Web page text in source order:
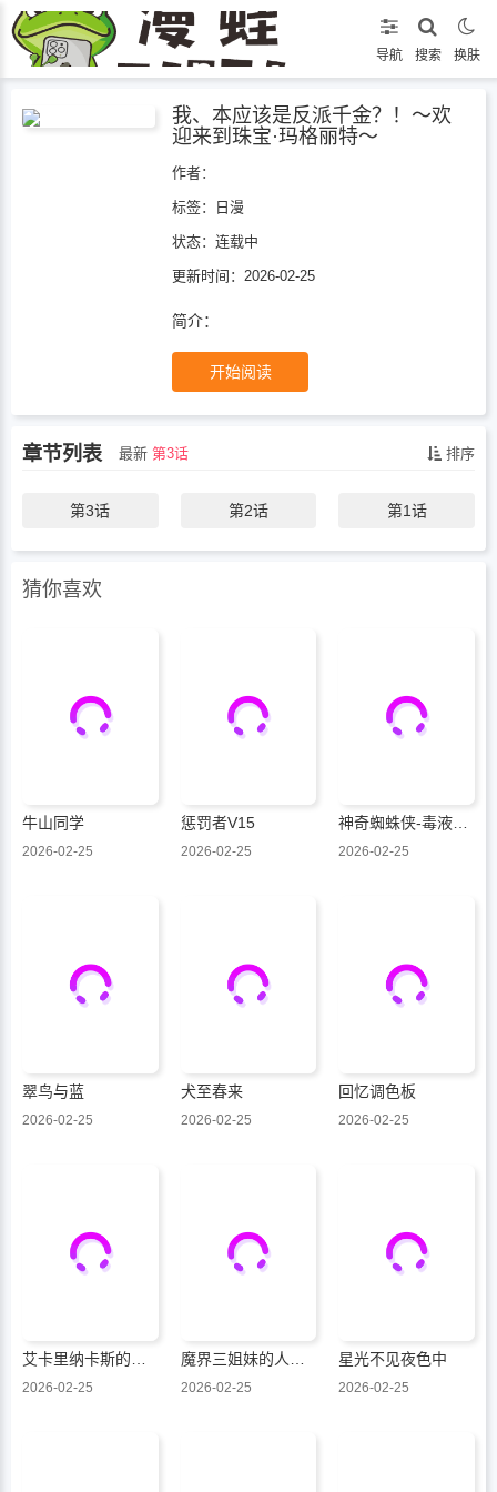
导航 搜索 换肤
我、本应该是反派千金？！～欢
迎来到珠宝·玛格丽特～
作者：
标签： 日漫
状态： 连载中
更新时间：2026-02-25
简介：
开始阅读
章节列表 最新 第3话 排序
第3话 第2话 第1话
猜你喜欢
牛山同学
2026-02-25
惩罚者V15
2026-02-25
神奇蜘蛛侠-毒液：死亡螺旋
2026-02-25
翠鸟与蓝
2026-02-25
犬至春来
2026-02-25
回忆调色板
2026-02-25
艾卡里纳卡斯的热海发现传
2026-02-25
魔界三姐妹的人间大调查
2026-02-25
星光不见夜色中
2026-02-25